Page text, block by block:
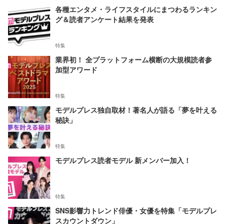
各種エンタメ・ライフスタイルにまつわるランキン
グ＆読者アンケート結果を発表
特集
業界初！ 全プラットフォーム横断の大規模読者参
加型アワード
特集
モデルプレス独自取材！著名人が語る「夢を叶える
秘訣」
特集
モデルプレス読者モデル 新メンバー加入！
特集
SNS影響力トレンド俳優・女優を特集「モデルプレ
スカウントダウン」